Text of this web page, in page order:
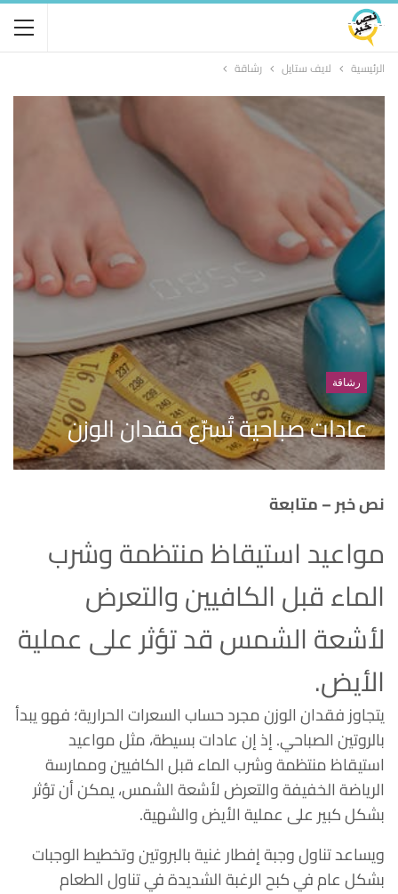
الرئيسية لايف ستايل رشاقة
رشاقة
عادات صباحية تُسرّع فقدان الوزن
نص خبر – متابعة
مواعيد استيقاظ منتظمة وشرب
الماء قبل الكافيين والتعرض
لأشعة الشمس قد تؤثر على عملية
الأيض.
يتجاوز فقدان الوزن مجرد حساب السعرات الحرارية؛ فهو يبدأ
بالروتين الصباحي. إذ إن عادات بسيطة، مثل مواعيد
استيقاظ منتظمة وشرب الماء قبل الكافيين وممارسة
الرياضة الخفيفة والتعرض لأشعة الشمس، يمكن أن تؤثر
بشكل كبير على عملية الأيض والشهية.
ويساعد تناول وجبة إفطار غنية بالبروتين وتخطيط الوجبات
بشكل عام في كبح الرغبة الشديدة في تناول الطعام